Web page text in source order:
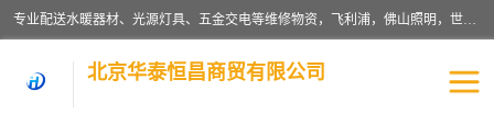
专业配送水暖器材、光源灯具、五金交电等维修物资，飞利浦，佛山照明，世达，博世，九牧，特陶等各产品涉及国内外知名品牌。公司专注与物业、学校、酒店、工厂等单位合作，提供一站式配送服务，降低客户综合成本。依托电子商务改变传统模式，以专业的团队为客户提供24H物资配送到达，货到月结、统一开票，便捷退换等服务，提高了企业的运营效率。
北京华泰恒昌商贸有限公司